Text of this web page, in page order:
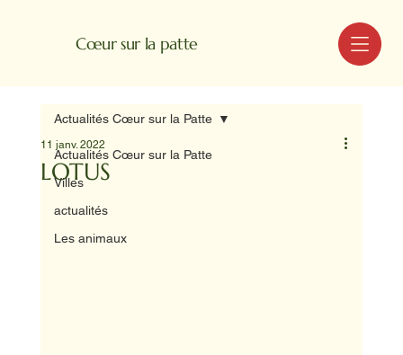
Cœur sur la patte MENU
Actualités Cœur sur la Patte
Villes
actualités
Les animaux
Actualités Cœur sur la Patte
LOTUS
11 janv. 2022